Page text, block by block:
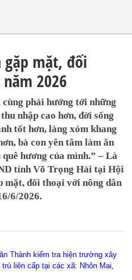
gặp mặt, đối
2026
phải hướng tới những
nhập cao hơn, đời sống
tốt hơn, làng xóm khang
bà con yên tâm làm ăn
hương của mình.” – Là
tỉnh Võ Trọng Hải tại Hội
mặt, đối thoại với nông dân
6/2026.
Thành kiểm tra hiện trường xây
liên cấp tại các xã: Nhôn Mai,